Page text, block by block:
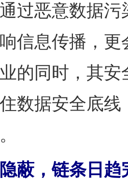
过恶意数据
信息传播，
的同时，其
数据安全底
，链条日趋